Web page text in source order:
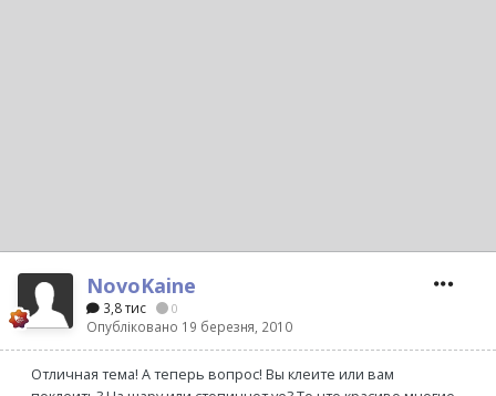
NovoKaine
3,8 тис 0
Опубліковано 19 березня, 2010
Отличная тема! А теперь вопрос! Вы клеите или вам